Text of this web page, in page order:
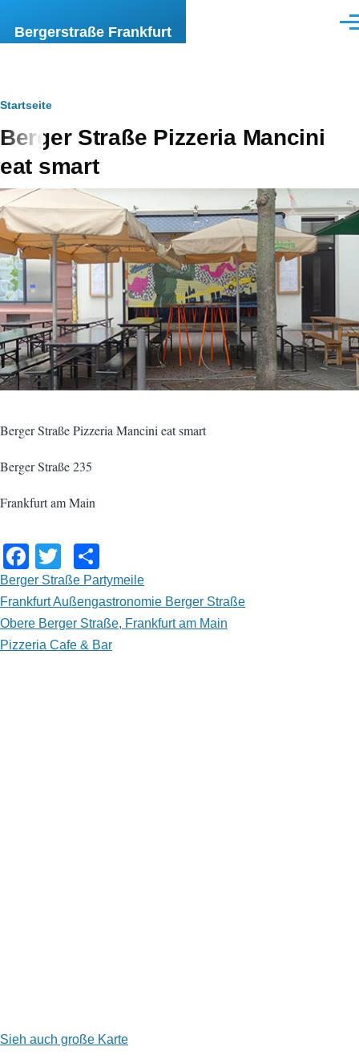
Bergerstraße Frankfurt
Pfadnavigation
Startseite
Berger Straße Pizzeria Mancini
eat smart
Berger Straße Pizzeria Mancini eat smart
Berger Straße 235
Frankfurt am Main
F
a
c
e
b
T
wi
tt
er
h
ar
e
Berger Straße Partymeile
Frankfurt Außengastronomie Berger Straße
Obere Berger Straße, Frankfurt am Main
Pizzeria Cafe & Bar
Sieh auch große Karte